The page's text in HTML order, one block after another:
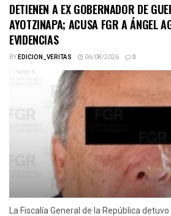
DETIENEN A EX GOBERNADOR DE
AYOTZINAPA; ACUSA FGR A ÁNGEL
EVIDENCIAS
BYEDICION_VERITAS 06/08/2026 0
La Fiscalía General de la República